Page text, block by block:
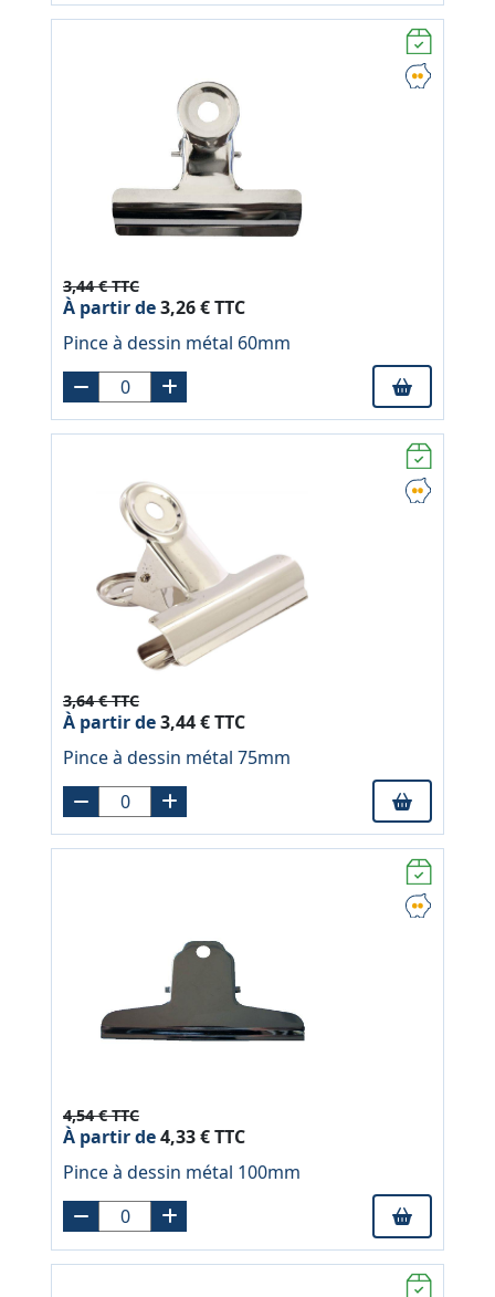
3,44 € TTC
À partir de3,26 € TTC
Pince à dessin métal 60mm
3,64 € TTC
À partir de3,44 € TTC
Pince à dessin métal 75mm
4,54 € TTC
À partir de4,33 € TTC
Pince à dessin métal 100mm